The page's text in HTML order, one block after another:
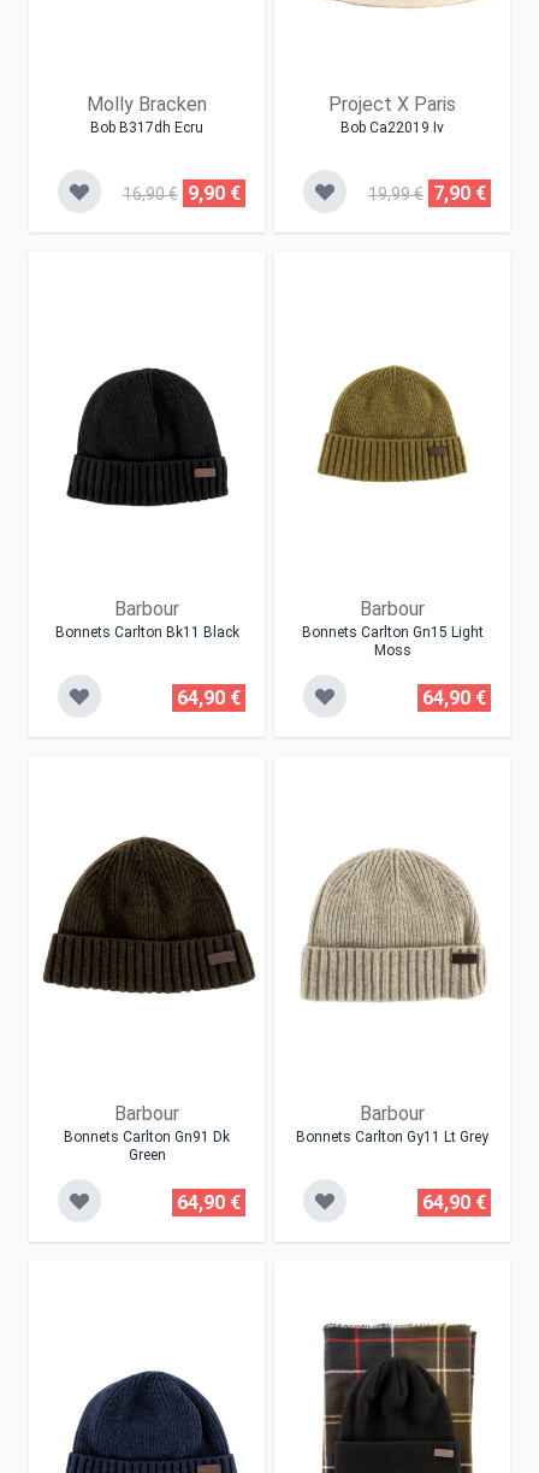
Molly Bracken
Bob B317dh Ecru
16,90 € 9,90 €
Project X Paris
Bob Ca22019 Iv
19,99 € 7,90 €
Barbour
Bonnets Carlton Bk11 Black
64,90 €
Barbour
Bonnets Carlton Gn15 Light
Moss
64,90 €
Barbour
Bonnets Carlton Gn91 Dk
Green
64,90 €
Barbour
Bonnets Carlton Gy11 Lt Grey
64,90 €